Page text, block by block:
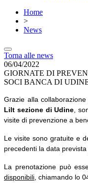
Home
>
News
Torna alle news
06/04/2022
GIORNATE DI
SOCI BANCA DI
Grazie alla
Lilt sezione di Udine ,
visite di prevenzione a
Le visite sono gratuite e
precedenti la data prevista
La prenotazione può
disponibili , chiamando lo